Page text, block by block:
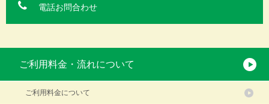
ご利用料金・流れについて
ご利用料金について
電話お問合わせ